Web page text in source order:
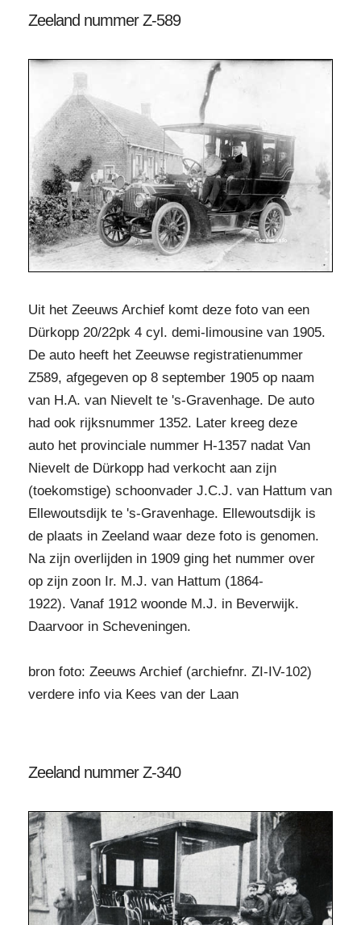
Zeeland nummer Z-589
Uit het Zeeuws Archief komt deze foto van een
Dürkopp 20/22pk 4 cyl. demi-limousine van 1905.
De auto heeft het Zeeuwse registratienummer
Z589, afgegeven op 8 september 1905 op naam
van H.A. van Nievelt te 's-Gravenhage. De auto
had ook rijksnummer 1352. Later kreeg deze
auto het provinciale nummer H-1357 nadat Van
Nievelt de Dürkopp had verkocht aan zijn
(toekomstige) schoonvader J.C.J. van Hattum van
Ellewoutsdijk te 's-Gravenhage. Ellewoutsdijk is
de plaats in Zeeland waar deze foto is genomen.
Na zijn overlijden in 1909 ging het nummer over
op zijn zoon Ir. M.J. van Hattum (1864-
1922). Vanaf 1912 woonde M.J. in Beverwijk.
Daarvoor in Scheveningen.
bron foto: Zeeuws Archief (archiefnr. ZI-IV-102)
verdere info via Kees van der Laan
Zeeland nummer Z-340